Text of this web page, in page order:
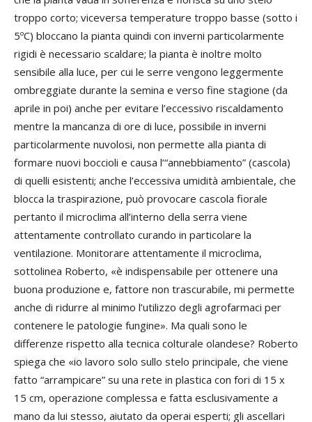
troppo corto; viceversa temperature troppo basse (sotto i
5ºC) bloccano la pianta quindi con inverni particolarmente
rigidi è necessario scaldare; la pianta è inoltre molto
sensibile alla luce, per cui le serre vengono leggermente
ombreggiate durante la semina e verso fine stagione (da
aprile in poi) anche per evitare l’eccessivo riscaldamento
mentre la mancanza di ore di luce, possibile in inverni
particolarmente nuvolosi, non permette alla pianta di
formare nuovi boccioli e causa l’“annebbiamento” (cascola)
di quelli esistenti; anche l’eccessiva umidità ambientale, che
blocca la traspirazione, può provocare cascola fiorale
pertanto il microclima all’interno della serra viene
attentamente controllato curando in particolare la
ventilazione. Monitorare attentamente il microclima,
sottolinea Roberto, «è indispensabile per ottenere una
buona produzione e, fattore non trascurabile, mi permette
anche di ridurre al minimo l’utilizzo degli agrofarmaci per
contenere le patologie fungine». Ma quali sono le
differenze rispetto alla tecnica colturale olandese? Roberto
spiega che «io lavoro solo sullo stelo principale, che viene
fatto “arrampicare” su una rete in plastica con fori di 15 x
15 cm, operazione complessa e fatta esclusivamente a
mano da lui stesso, aiutato da operai esperti; gli ascellari